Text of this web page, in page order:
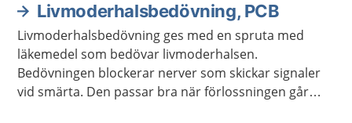
Livmoderhalsbedövning, PCB
Livmoderhalsbedövning ges med en spruta med
läkemedel som bedövar livmoderhalsen.
Bedövningen blockerar nerver som skickar signaler
vid smärta. Den passar bra när förlossningen går